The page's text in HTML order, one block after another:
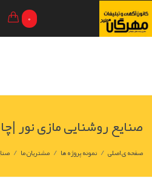
0
صنایع روشنایی مازی نور
صفحه ی اصلی / نمونه پروژه ها / مشتریان ما /